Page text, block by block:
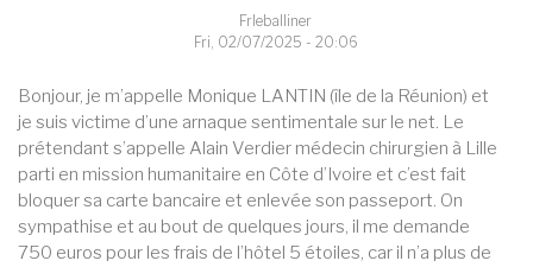
Bonjour, je m’appelle Monique LANTIN (île de la Réunion) et
je suis victime d’une arnaque sentimentale sur le net. Le
prétendant s’appelle Alain Verdier médecin chirurgien à Lille
parti en mission humanitaire en Côte d’Ivoire et c’est fait
bloquer sa carte bancaire et enlevée son passeport. On
sympathise et au bout de quelques jours, il me demande
750 euros pour les frais de l’hôtel 5 étoiles, car il n’a plus de
Frleballiner
Fri, 02/07/2025 - 20:06